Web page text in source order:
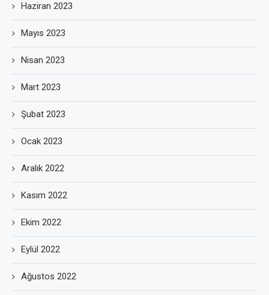
Haziran 2023
Mayıs 2023
Nisan 2023
Mart 2023
Şubat 2023
Ocak 2023
Aralık 2022
Kasım 2022
Ekim 2022
Eylül 2022
Ağustos 2022